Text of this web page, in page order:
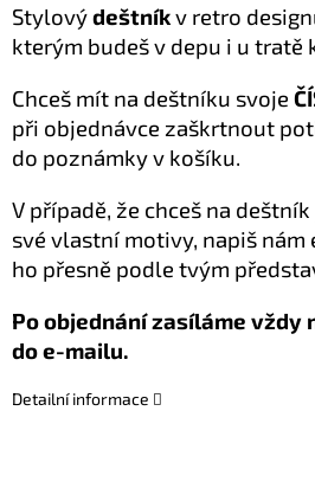
Stylovýdeštníkv retro
kterým budeš v depu i u tratě
Chceš mít na deštníku svoje
při objednávce zaškrtnout
do poznámky v košíku.
V případě, že chceš na
své vlastní motivy, napiš
ho přesně podle tvým
Po objednání zasíláme vždy
do e-mailu.
Detailní informace